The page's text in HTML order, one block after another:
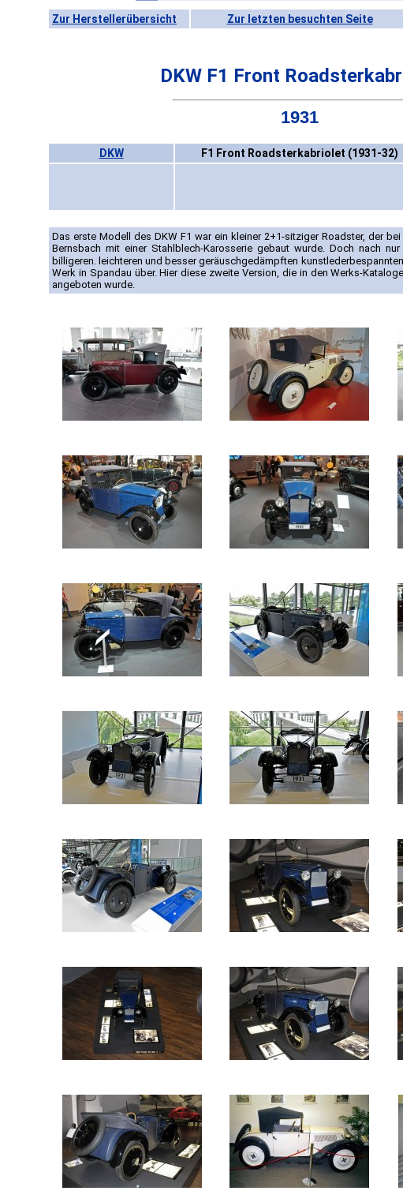
Zur Herstellerübersicht Zur letzten besuchten Seite
DKW F1 Front
1931
DKW F1 Front Roadsterkabriolet (1931-32)
Das erste Modell des DKW F1 war ein kleiner 2+1-sitziger Roadster, der bei
Bernsbach mit einer Stahlblech-Karosserie gebaut wurde. Doch nach
billigeren. leichteren und besser geräuschgedämpften
Werk in Spandau über. Hier diese zweite Version, die in den Werks-
angeboten wurde.